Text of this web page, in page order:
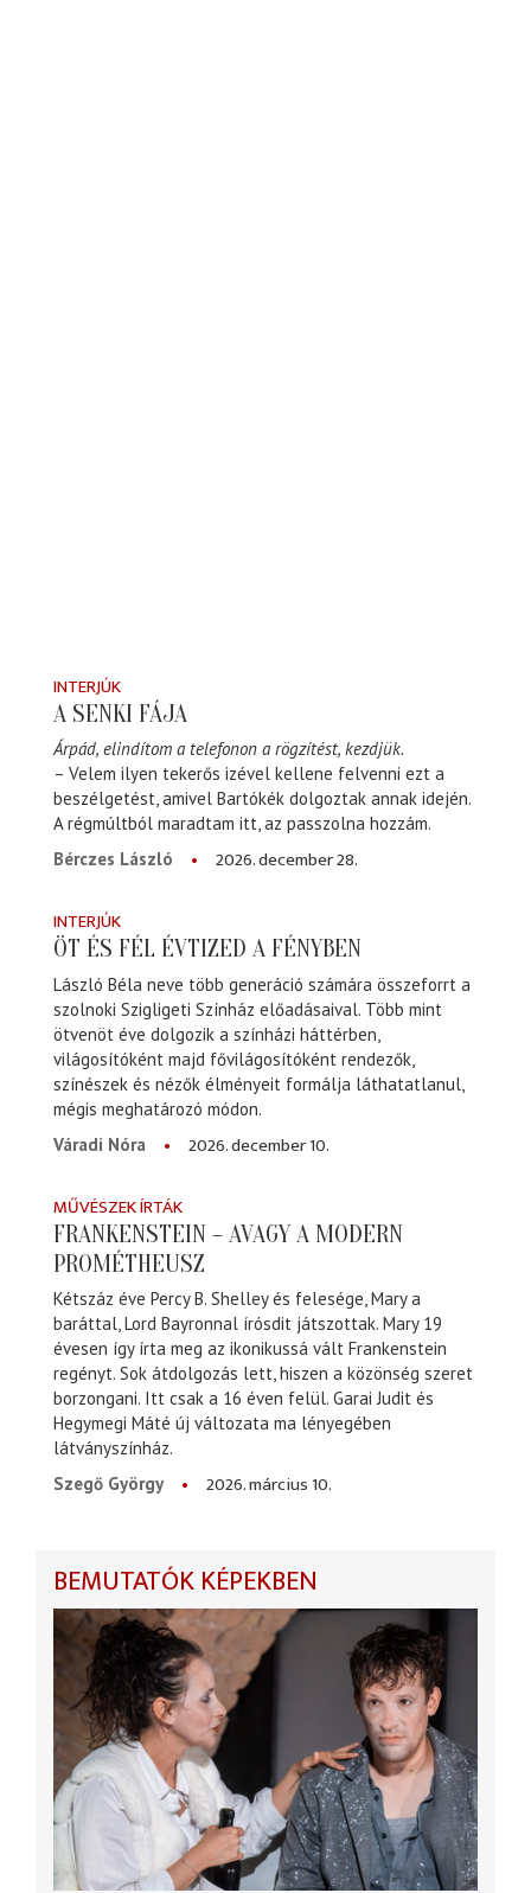
INTERJÚK
A SENKI FÁJA
Árpád, elindítom a telefonon a rögzítést, kezdjük.
– Velem ilyen tekerős izével kellene felvenni ezt a
beszélgetést, amivel Bartókék dolgoztak annak idején.
A régmúltból maradtam itt, az passzolna hozzám.
Bérczes László
2026. december 28.
INTERJÚK
ÖT ÉS FÉL ÉVTIZED A FÉNYBEN
László Béla neve több generáció számára összeforrt a
szolnoki Szigligeti Színház előadásaival. Több mint
ötvenöt éve dolgozik a színházi háttérben,
világosítóként majd fővilágosítóként rendezők,
színészek és nézők élményeit formálja láthatatlanul,
mégis meghatározó módon.
Váradi Nóra
2026. december 10.
MŰVÉSZEK ÍRTÁK
FRANKENSTEIN – AVAGY A MODERN
PROMÉTHEUSZ
Kétszáz éve Percy B. Shelley és felesége, Mary a
baráttal, Lord Bayronnal írósdit játszottak. Mary 19
évesen így írta meg az ikonikussá vált Frankenstein
regényt. Sok átdolgozás lett, hiszen a közönség szeret
borzongani. Itt csak a 16 éven felül. Garai Judit és
Hegymegi Máté új változata ma lényegében
látványszínház.
Szegő György
2026. március 10.
BEMUTATÓK KÉPEKBEN